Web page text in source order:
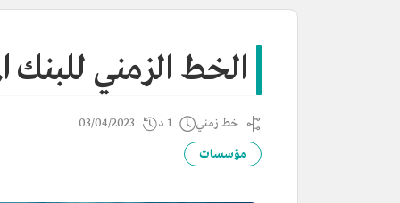
الخط الزمني للبنك
خط زمني 1 د 03/04/2023
مؤسسات